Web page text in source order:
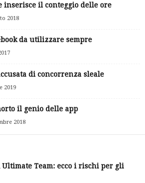
inserisce il conteggio delle ore
2018
da utilizzare sempre
di concorrenza sleale
2019
il genio delle app
2018
Ultimate Team: ecco i rischi per gli